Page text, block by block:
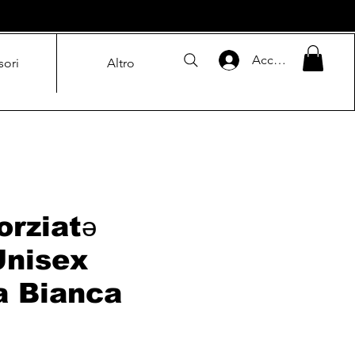
Altro Accedi
Bianca